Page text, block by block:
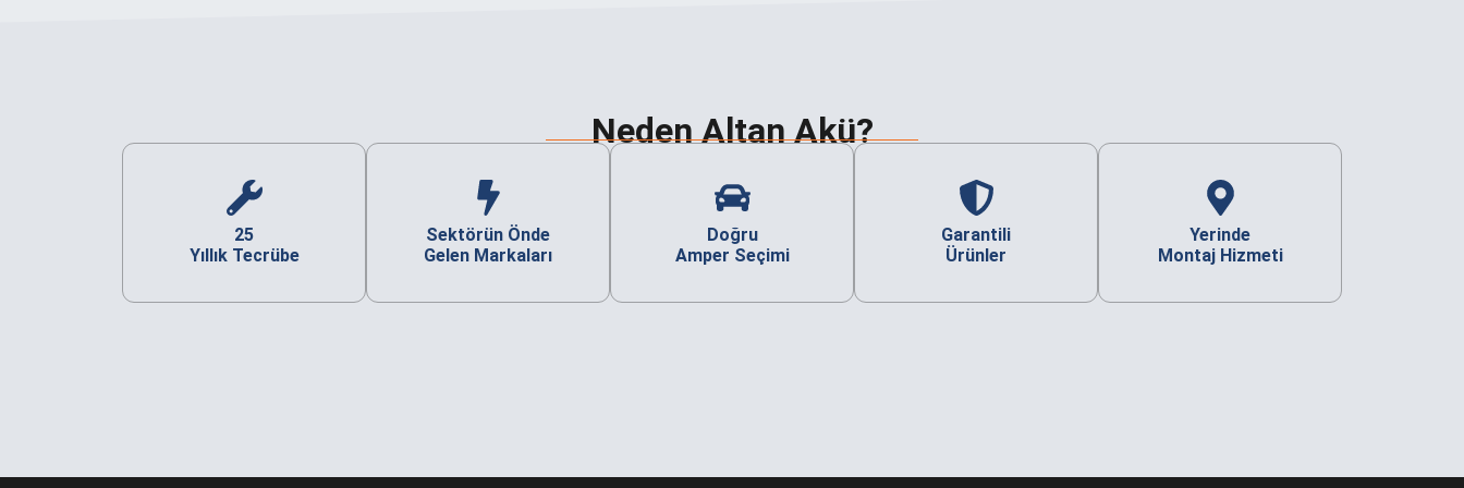
Neden Altan Akü?
25
Yıllık Tecrübe
Sektörün Önde
Gelen Markaları
Doğru
Amper Seçimi
Garantili
Ürünler
Yerinde
Montaj Hizmeti